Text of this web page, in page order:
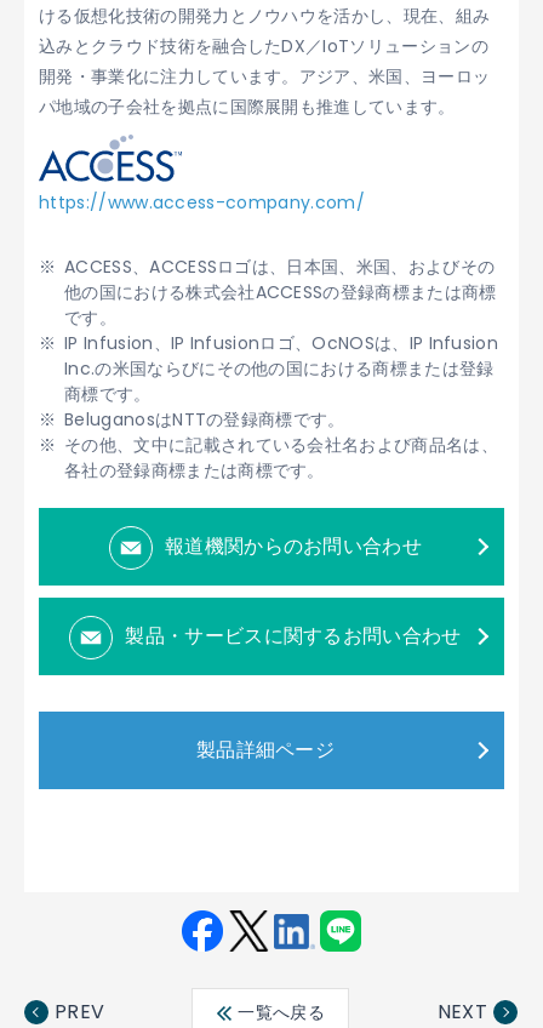
ける仮想化技術の開発力とノウハウを活かし、現在、組み
込みとクラウド技術を融合したDX／IoTソリューションの
開発・事業化に注力しています。アジア、米国、ヨーロッ
パ地域の子会社を拠点に国際展開も推進しています。
https://www.access-company.com/
ACCESS、ACCESSロゴは、日本国、米国、およびその
他の国における株式会社ACCESSの登録商標または商標
です。
IP Infusion、IP Infusionロゴ、OcNOSは、IP Infusion
Inc.の米国ならびにその他の国における商標または登録
商標です。
BeluganosはNTTの登録商標です。
その他、文中に記載されている会社名および商品名は、
各社の登録商標または商標です。
報道機関からのお問い合わせ
製品・サービスに関するお問い合わせ
製品詳細ページ
ebo ter
edin
PREV 一覧へ戻る NEXT